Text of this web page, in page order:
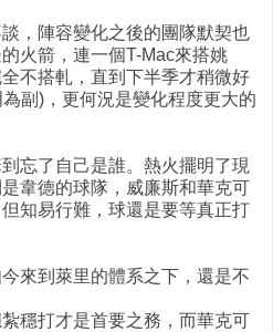
，陣容變化之後的團隊默契也
火箭，連一個T-Mac來搭姚
不搭軋，直到下半季才稍微好
副)，更何況是變化程度更大的
忘了自己是誰。熱火擺明了現
韋德的球隊，威廉斯和華克可
知易行難，球還是要等真正打
來到萊里的體系之下，還是不
穩打才是首要之務，而華克可